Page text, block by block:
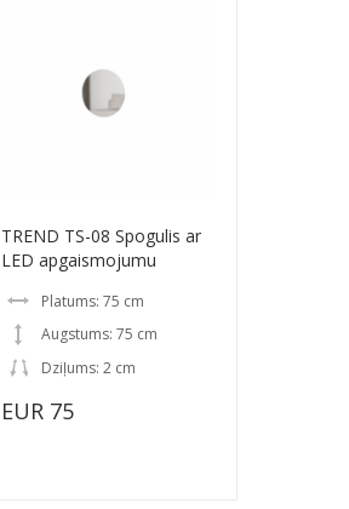
TREND TS-08 Spogulis ar
LED apgaismojumu
Platums: 75 cm
Augstums: 75 cm
Dziļums: 2 cm
EUR 75